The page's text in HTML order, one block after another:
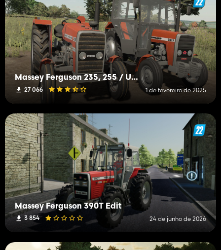
Massey Ferguson 235, 255 / Ursus 2812, 3512
27 066 1 de fevereiro de 2025
Massey Ferguson 390T Edit
3 854 24 de junho de 2026